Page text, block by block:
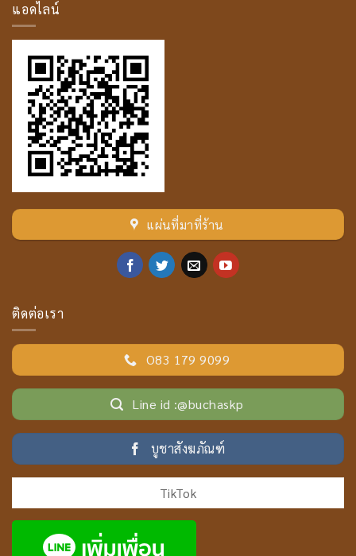
แอดไลน์
แผ่นที่มาที่ร้าน
ติดต่อเรา
O83 179 9099
Line id :@buchaskp
บูชาสังฆภัณฑ์
TikTok